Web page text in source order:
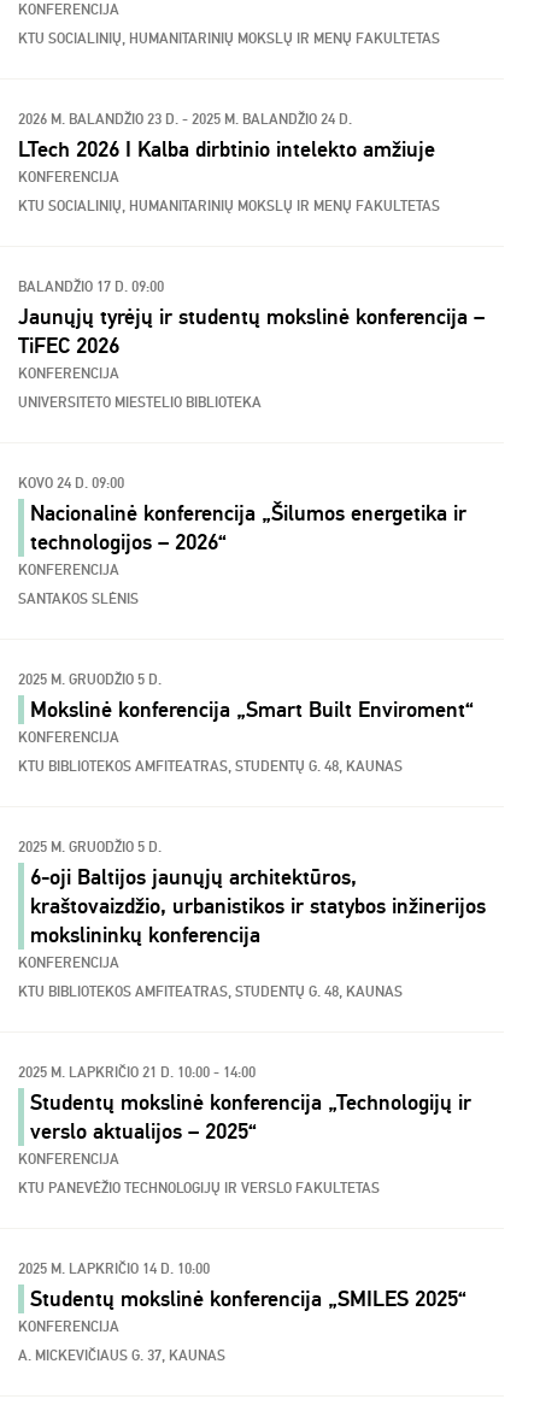
KONFERENCIJA
KTU SOCIALINIŲ, HUMANITARINIŲ MOKSLŲ IR MENŲ FAKULTETAS
2026 M. BALANDŽIO 23 D. - 2025 M. BALANDŽIO 24 D.
LTech 2026 I Kalba dirbtinio intelekto amžiuje
KONFERENCIJA
KTU SOCIALINIŲ, HUMANITARINIŲ MOKSLŲ IR MENŲ FAKULTETAS
BALANDŽIO 17 D. 09:00
Jaunųjų tyrėjų ir studentų mokslinė konferencija –
TiFEC 2026
KONFERENCIJA
UNIVERSITETO MIESTELIO BIBLIOTEKA
KOVO 24 D. 09:00
Nacionalinė konferencija „Šilumos energetika ir
technologijos – 2026“
KONFERENCIJA
SANTAKOS SLĖNIS
2025 M. GRUODŽIO 5 D.
Mokslinė konferencija „Smart Built Enviroment“
KONFERENCIJA
KTU BIBLIOTEKOS AMFITEATRAS, STUDENTŲ G. 48, KAUNAS
2025 M. GRUODŽIO 5 D.
6-oji Baltijos jaunųjų architektūros,
kraštovaizdžio, urbanistikos ir statybos inžinerijos
mokslininkų konferencija
KONFERENCIJA
KTU BIBLIOTEKOS AMFITEATRAS, STUDENTŲ G. 48, KAUNAS
2025 M. LAPKRIČIO 21 D. 10:00 - 14:00
Studentų mokslinė konferencija „Technologijų ir
verslo aktualijos – 2025“
KONFERENCIJA
KTU PANEVĖŽIO TECHNOLOGIJŲ IR VERSLO FAKULTETAS
2025 M. LAPKRIČIO 14 D. 10:00
Studentų mokslinė konferencija „SMILES 2025“
KONFERENCIJA
A. MICKEVIČIAUS G. 37, KAUNAS